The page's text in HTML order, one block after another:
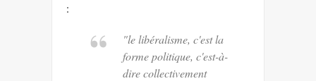
:
"le libéralisme, c'est la
forme politique, c'est-à-
dire collectivement